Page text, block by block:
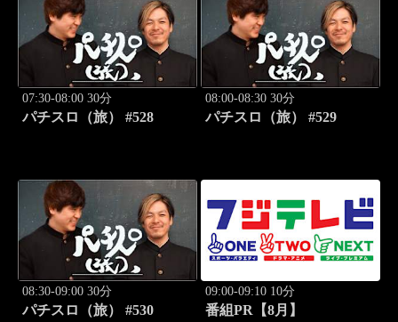
07:30-08:00 30分
パチスロ（旅） #528
08:00-08:30 30分
パチスロ（旅） #529
08:30-09:00 30分
パチスロ（旅） #530
09:00-09:10 10分
番組PR【8月】